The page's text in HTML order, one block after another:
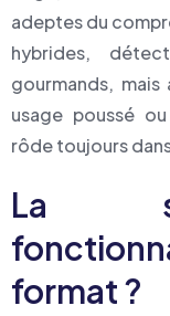
adeptes du
hybrides,
gourmands, mais
usage poussé
rôde toujours
La
format ?